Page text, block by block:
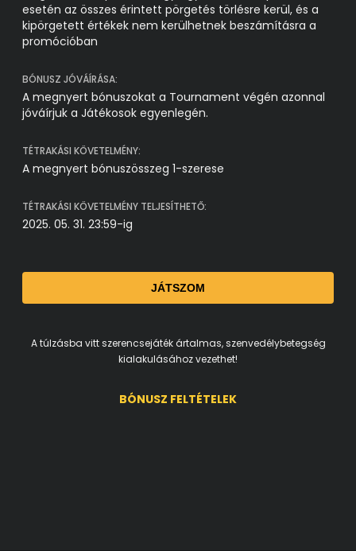
esetén az összes érintett pörgetés törlésre kerül, és a
kipörgetett értékek nem kerülhetnek beszámításra a
promócióban
BÓNUSZ JÓVÁÍRÁSA:
A megnyert bónuszokat a Tournament végén azonnal
jóváírjuk a Játékosok egyenlegén.
TÉTRAKÁSI KÖVETELMÉNY:
A megnyert bónuszösszeg 1-szerese
TÉTRAKÁSI KÖVETELMÉNY TELJESÍTHETŐ:
2025. 05. 31. 23:59-ig
JÁTSZOM
A túlzásba vitt szerencsejáték ártalmas, szenvedélybetegség
kialakulásához vezethet!
BÓNUSZ FELTÉTELEK